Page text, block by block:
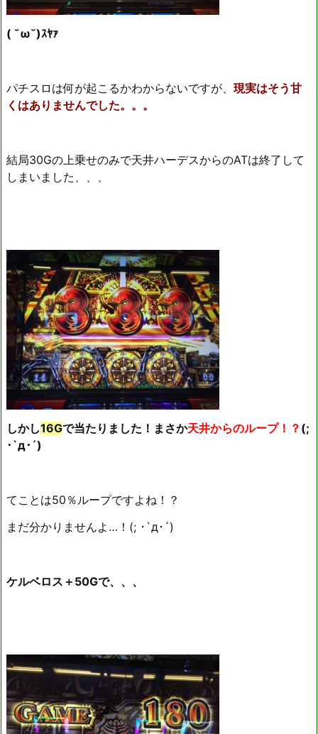
( ˘ω˘)ｽﾔｧ
パチスロは何が起こるかわからないですが、 現実はそう甘
くはありませんでした。。。
結局30Gの上乗せのみで天井ハーデスからのATは終了して
しまいました、、、
しかし16Gで当たりました！まさか天井からのループ！？ (;
･`д･´)
てことは50％ループですよね！？
まだ分かりませんよ…！(; ･`д･´)
ケルベロス＋50Gで、、、